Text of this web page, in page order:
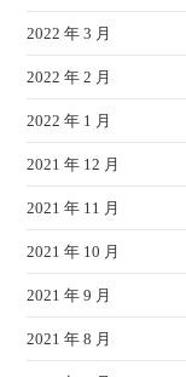
2022 年 3 月
2022 年 2 月
2022 年 1 月
2021 年 12 月
2021 年 11 月
2021 年 10 月
2021 年 9 月
2021 年 8 月